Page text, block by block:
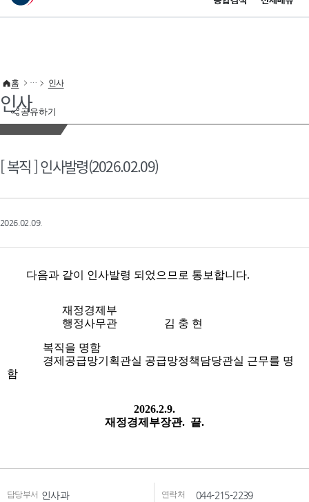
이 누리집은 대한민국 공식 전자정부 누리집입니다.
공유하기
홈 인사
인사
[ 복직 ] 인사발령(2026.02.09)
2026.02.09.
담당부서 인사과 연락처 044-215-2239